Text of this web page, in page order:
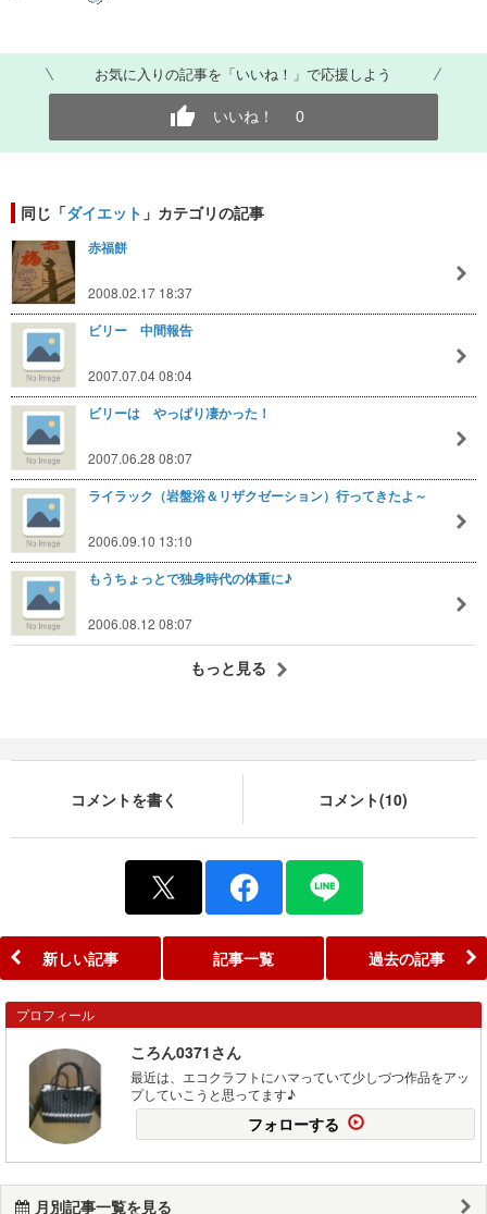
お気に入りの記事を「いいね！」で応援しよう
いいね！ 0
同じ「ダイエット 」カテゴリの記事
赤福餅
2008.02.17 18:37
ビリー 中間報告
2007.07.04 08:04
ビリーは やっぱり凄かった！
2007.06.28 08:07
ライラック（岩盤浴＆リザクゼーション）行ってきたよ～
2006.09.10 13:10
もうちょっとで独身時代の体重に♪
2006.08.12 08:07
もっと見る
コメントを書く コメント(10)
新しい記事 記事一覧 過去の記事
プロフィール
ころん0371さん
最近は、エコクラフトにハマっていて少しづつ作品をアッ
プしていこうと思ってます♪
フォローする
月別記事一覧を見る